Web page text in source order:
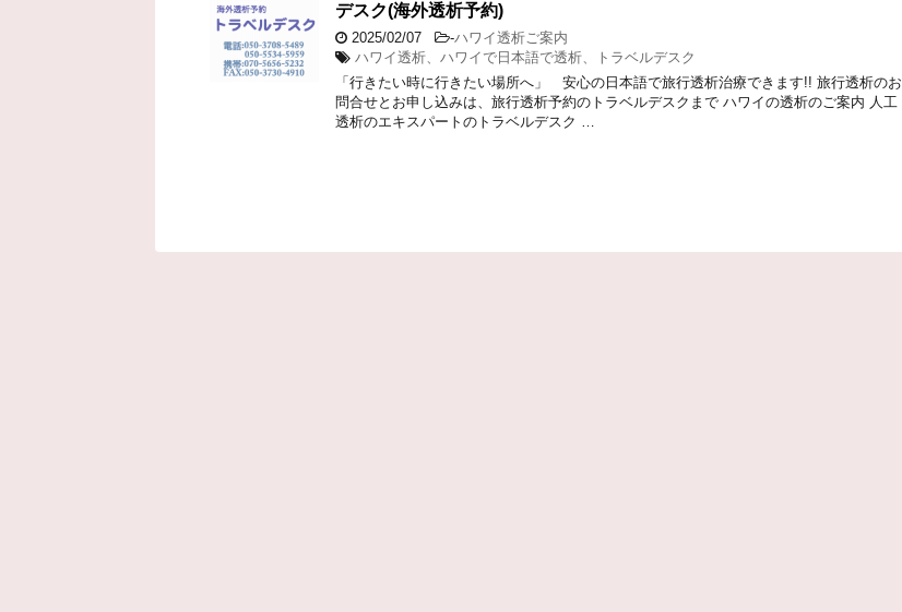
デスク(海外透析予約)
2025/02/07 -ハワイ透析ご案内
ハワイ透析、ハワイで日本語で透析、トラベルデスク
「行きたい時に行きたい場所へ」 安心の日本語で旅行透析治療できます!! 旅行透析のお
問合せとお申し込みは、旅行透析予約のトラベルデスクまで ハワイの透析のご案内 人工
透析のエキスパートのトラベルデスク …